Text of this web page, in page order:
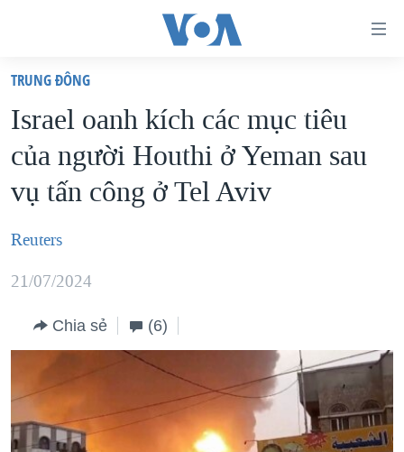
truy
cập
Tới
nội
dung
chính
điều
hướng
chính
tới
"Tìm"
VIỆT NAM
HOA KỲ
BIỂN ĐÔNG
THẾ GIỚI
DIỄN ĐÀN
MỤC
TỰ DO BÁO CHÍ
VẠCH TRẦN TIN GIẢ
NGƯỜI VIỆT HẢI NGOẠI
CHUYÊN ĐỀ
CHIẾN TRANH THƯƠNG MẠI CỦA MỸ: QUÁ KHỨ VÀ HIỆN
HÀNH TRÌNH BẦU CỬ 2024
HỌC TIẾNG ANH
VIDEO
TRUNG ÐÔNG
Israel oanh kích các mục tiêu
của người Houthi ở Yeman sau
vụ tấn công ở Tel Aviv
Reuters
21/07/2024
Chia sẻ (6)